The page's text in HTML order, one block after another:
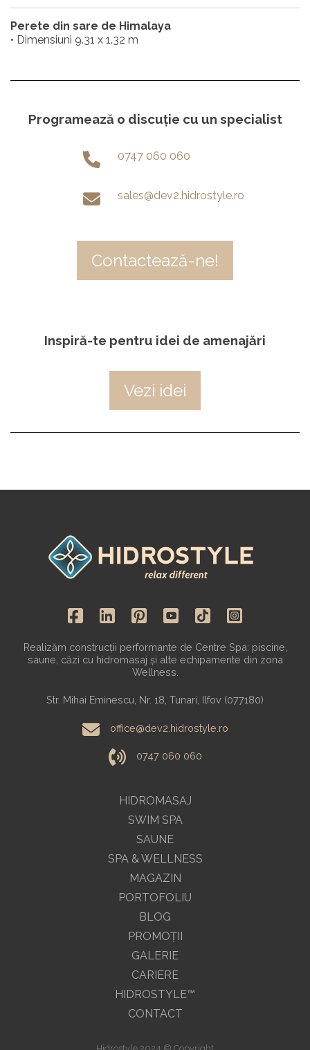
Perete din sare de Himalaya
• Dimensiuni 9.31 x 1.32 m
Programează o discuție cu un specialist
0747 060 060
sales@dev2.hidrostyle.ro
Contactează-ne!
Inspiră-te pentru idei de amenajări
Vezi idei
HIDROMASAJ
SWIM SPA
SAUNE
SPA & WELLNESS
MAGAZIN
Realizăm construcții performante de Centre Spa: piscine,
saune, căzi cu hidromasaj și alte echipamente din zona
Wellness.
Str. Mihai Eminescu, Nr. 18, Tunari, Ilfov (077180)
office@dev2.hidrostyle.ro
0747 060 060
PORTOFOLIU
BLOG
PROMOŢII
GALERIE
CARIERE
HIDROSTYLE™
CONTACT